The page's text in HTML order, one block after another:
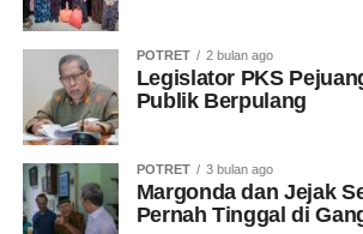
POTRET 2 bulan ago
Legislator PKS
Publik Berpulang
POTRET 3 bulan ago
Margonda dan Jejak
Pernah Tinggal di